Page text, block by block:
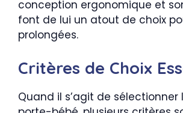
conception ergonomique et
font de lui un atout de choix
prolongées.
Critères de Choix
Quand il s’agit de sélectionner